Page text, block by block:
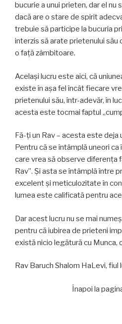
bucurie a unui prieten, dar el nu
dacă are o stare de spirit
trebuie să participe la bucuria
interzis să arate prietenului său
o față zâmbitoare.
Același lucru este aici, că
existe în așa fel încât fiecare
prietenului său, într-adevăr, în
acesta este tocmai faptul
Fă-ți un Rav – acesta este deja
Pentru că se întâmplă uneori
care vrea să observe diferența
Rav”. Și asta se întâmplă între
excelent și meticulozitate în
lumea este calificată pentru
Dar acest lucru nu se mai
pentru că iubirea de prieteni
există nicio legătură cu Munca,
Rav Baruch Shalom HaLevi, fiul
Înapoi la